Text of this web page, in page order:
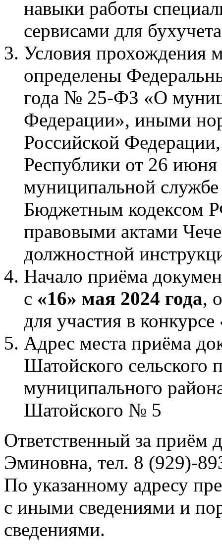
навыки работы
сервисами для
Условия прохождения
определены
года № 25-ФЗ «О
Федерации», иными
Российской
Республики от 26
муниципальной
Бюджетным кодексом
правовыми актами
должностной
Начало приёма
с «16» мая 2024 года,
для участия в конкурсе
Адрес места приёма
Шатойского сельского
муниципального
Шатойского № 5
Ответственный за приём
Эминовна, тел. 8 (929)-
По указанному адресу
с иными сведениями и
сведениями.